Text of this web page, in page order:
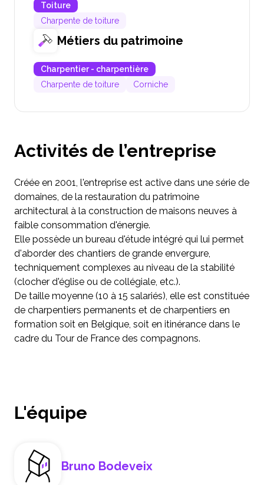
Toiture
Charpente de toiture
Métiers du patrimoine
Charpentier - charpentière
Charpente de toiture
Corniche
Activités de l’entreprise
Créée en 2001, l'entreprise est active dans une série de
domaines, de la restauration du patrimoine
architectural à la construction de maisons neuves à
faible consommation d'énergie.
Elle possède un bureau d'étude intégré qui lui permet
d'aborder des chantiers de grande envergure,
techniquement complexes au niveau de la stabilité
(clocher d'église ou de collégiale, etc.).
De taille moyenne (10 à 15 salariés), elle est constituée
de charpentiers permanents et de charpentiers en
formation soit en Belgique, soit en itinérance dans le
cadre du Tour de France des compagnons.
L'équipe
Bruno Bodeveix